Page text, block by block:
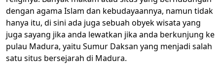
dengan agama Islam dan kebudayaannya, namun tidak
hanya itu, di sini ada juga sebuah obyek wisata yang
juga sayang jika anda lewatkan jika anda berkunjung ke
pulau Madura, yaitu Sumur Daksan yang menjadi salah
satu situs bersejarah di Madura.